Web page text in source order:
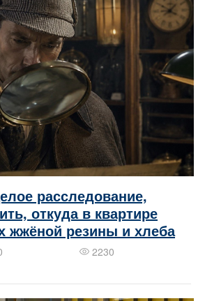
расследование,
откуда в квартире
жжёной резины и хлеба
2230